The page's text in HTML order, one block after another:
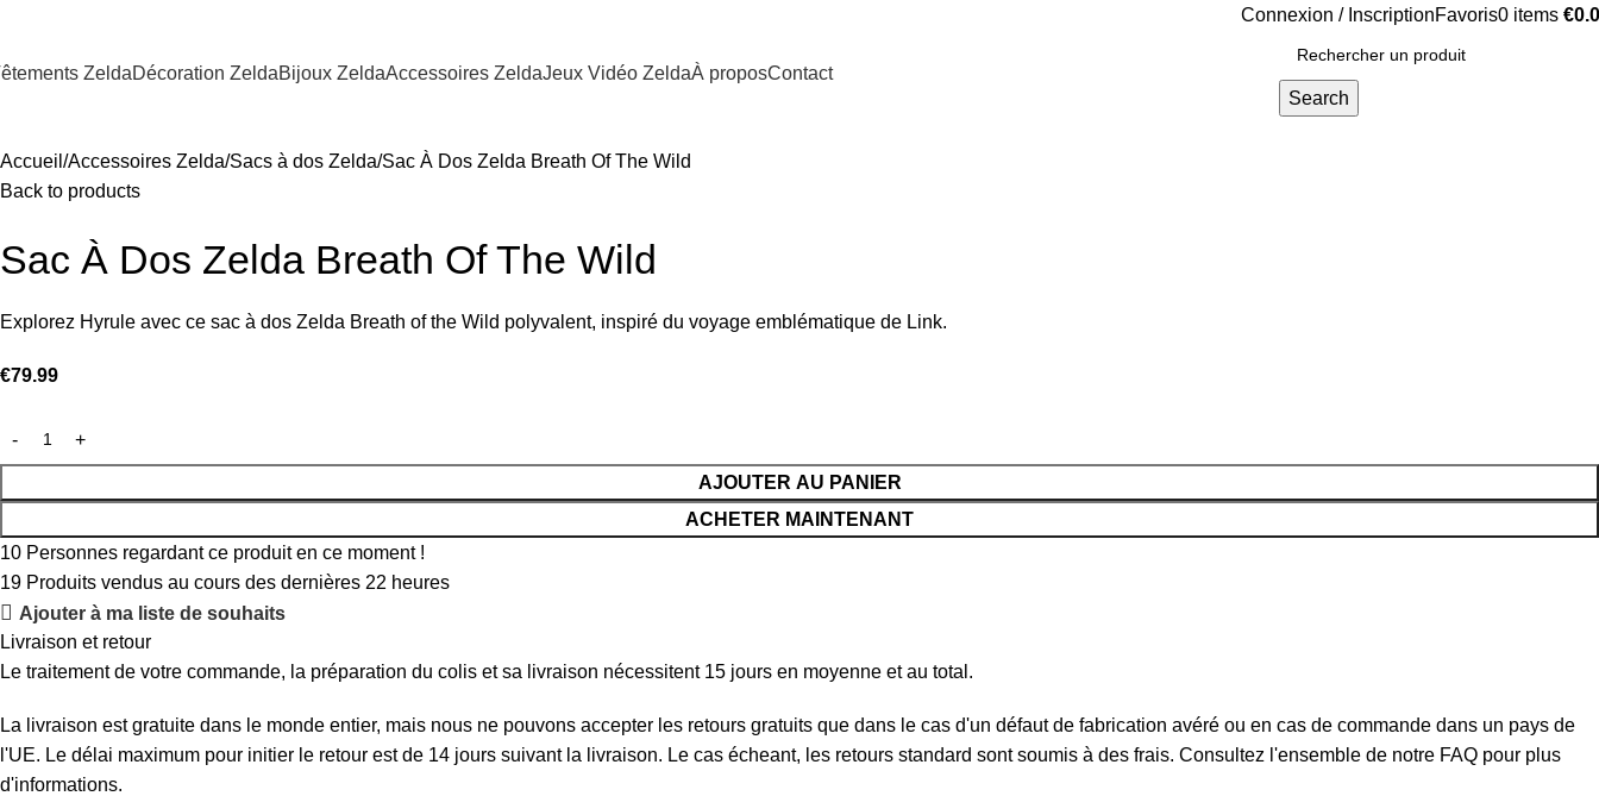
Connexion / InscriptionFavoris0 items €
ZeldaDécoration ZeldaBijoux ZeldaAccessoires ZeldaJeux Vidéo ZeldaÀ proposContact
Search
Accueil Accessoires Zelda Sacs à dos Zelda Sac À Dos Zelda Breath Of The Wild
Back to products
Sac À Dos Zelda Breath Of The Wild
Explorez Hyrule avec ce sac à dos Zelda Breath of the Wild polyvalent, inspiré du voyage emblématique de Link.
€79.99
AJOUTER AU PANIER
ACHETER MAINTENANT
10 Personnes regardant ce produit en ce moment !
19 Produits vendus au cours des dernières 22 heures
Ajouter à ma liste de souhaits
Livraison et retour
Le traitement de votre commande, la préparation du colis et sa livraison nécessitent 15 jours en moyenne et au total.
La livraison est gratuite dans le monde entier, mais nous ne pouvons accepter les retours gratuits que dans le cas d'un défaut de fabrication avéré ou en cas de commande dans un pays de
l'UE. Le délai maximum pour initier le retour est de 14 jours suivant la livraison. Le cas écheant, les retours standard sont soumis à des frais. Consultez l'ensemble de notre FAQ pour plus
d'informations.